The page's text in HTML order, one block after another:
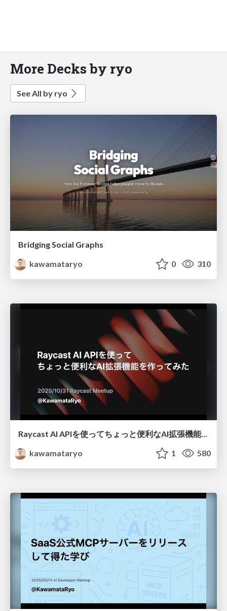
More Decks by ryo
See All by ryo
Bridging Social Graphs
kawamataryo
0 310
Raycast AI APIを使ってちょっと便利なAI拡張機能を作ってみた
kawamataryo
1 580